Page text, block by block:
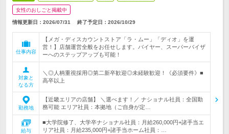
女性のおしごと掲載中
情報更新日：2026/07/31 終了予定日： 2026/10/29
仕事内容
【メガ・ディスカウントストア「ラ・ムー」「ディオ」を運
営！】店舗運営全般をお任せします。バイヤー、スーパーバイザ
ーへのステップアップも可能！
対象と
なる方
＼◎人柄重視採用◎第二新卒歓迎◎未経験歓迎！《必須要件》■
高卒以上
勤務地
【近畿エリアの店舗】 ＼選べます！／ ナショナル社員：全国勤
務可能 エリア社員：本拠地（ご自身が定…
給与
■大学院修了、大学卒ナショナル社員：月給260,000円+諸手当エ
リア社員：月給235,000円+諸手当ホーム社員：…